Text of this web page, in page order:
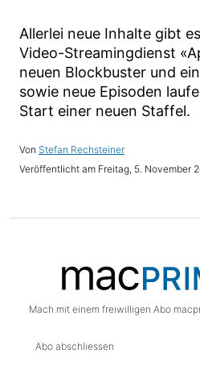
Allerlei neue Inhalte gibt
Video-Streamingdienst
neuen Blockbuster und
sowie neue Episoden
Start einer neuen Staffel.
Stefan Rechsteiner
Freitag, 5. November
Mach mit einem freiwilligen Abo
Abo abschliessen